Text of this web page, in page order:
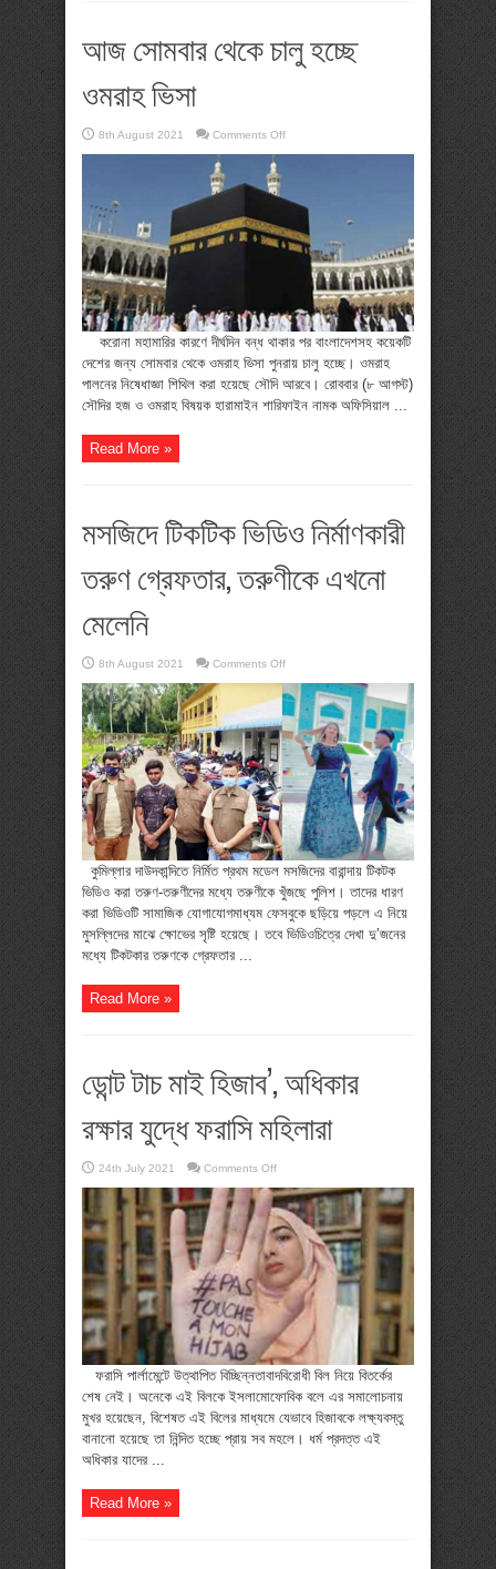
আজ সোমবার থেকে চালু হচ্ছে
ওমরাহ ভিসা
8th August 2021 Comments Offon
হচ্ছে
ওমরাহ
ভিসা
করোনা মহামারির কারণে দীর্ঘদিন বন্ধ থাকার পর বাংলাদেশসহ কয়েকটি
দেশের জন্য সোমবার থেকে ওমরাহ ভিসা পুনরায় চালু হচ্ছে। ওমরাহ
পালনের নিষেধাজ্ঞা শিথিল করা হয়েছে সৌদি আরবে। রোববার (৮ আগস্ট)
সৌদির হজ ও ওমরাহ বিষয়ক হারামাইন শারিফাইন নামক অফিসিয়াল ...
Read More »
মসজিদে টিকটিক ভিডিও নির্মাণকারী
তরুণ গ্রেফতার, তরুণীকে এখনো
মেলেনি
8th August 2021 Comments Offon
টিকটিক
ভিডিও
নির্মাণকারী
তরুণ
গ্রেফতার,
তরুণীকে
এখনো
কুমিল্লার দাউদকান্দিতে নির্মিত প্রথম মডেল মসজিদের বারান্দায় টিকটক
ভিডিও করা তরুণ-তরুণীদের মধ্যে তরুণীকে খুঁজছে পুলিশ। তাদের ধারণ
করা ভিডিওটি সামাজিক যোগাযোগমাধ্যম ফেসবুকে ছড়িয়ে পড়লে এ নিয়ে
মুসল্লিদের মাঝে ক্ষোভের সৃষ্টি হয়েছে। তবে ভিডিওচিত্রে দেখা দু’জনের
মধ্যে টিকটকার তরুণকে গ্রেফতার ...
Read More »
ডোন্ট টাচ মাই হিজাব’, অধিকার
রক্ষার যুদ্ধে ফরাসি মহিলারা
24th July 2021 Comments Offon
টাচ
মাই
হিজাব’,
অধিকার
রক্ষার
যুদ্ধে
ফরাসি
মহিলারা
‍‌‌‌‌‌ ফরাসি পার্লামেন্টে উত্থাপিত বিচ্ছিন্নতাবাদবিরোধী বিল নিয়ে বিতর্কের
শেষ নেই। অনেকে এই বিলকে ইসলামোফোবিক বলে এর সমালোচনায়
মুখর হয়েছেন, বিশেষত এই বিলের মাধ্যমে যেভাবে হিজাবকে লক্ষ্যবস্তু
বানানো হয়েছে তা নিন্দিত হচ্ছে প্রায় সব মহলে। ধর্ম প্রদত্ত এই
অধিকার যাদের ...
Read More »